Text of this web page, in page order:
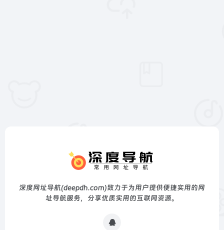
深度网址导航(deepdh.com)致力于为用户提供便捷实用的网
址导航服务，分享优质实用的互联网资源。